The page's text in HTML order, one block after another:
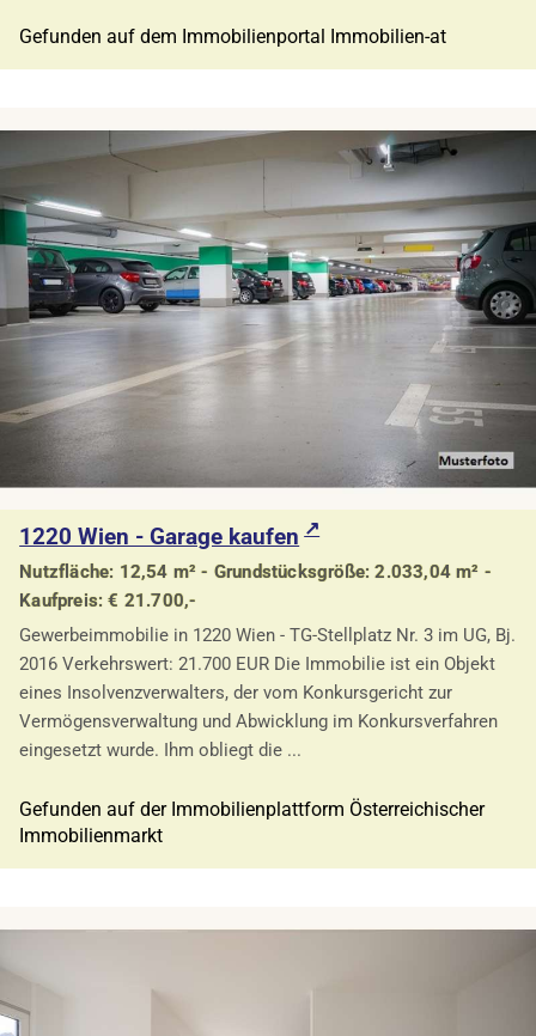
Gefunden auf dem Immobilienportal Immobilien-at
1220 Wien - Garage kaufen
Nutzfläche: 12,54 m² - Grundstücksgröße: 2.033,04 m² -
Kaufpreis: € 21.700,-
Gewerbeimmobilie in 1220 Wien - TG-Stellplatz Nr. 3 im UG, Bj.
2016 Verkehrswert: 21.700 EUR Die Immobilie ist ein Objekt
eines Insolvenzverwalters, der vom Konkursgericht zur
Vermögensverwaltung und Abwicklung im Konkursverfahren
eingesetzt wurde. Ihm obliegt die ...
Gefunden auf der Immobilienplattform Österreichischer
Immobilienmarkt